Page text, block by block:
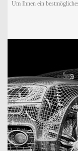
Um Ihnen ein